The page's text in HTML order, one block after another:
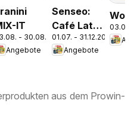
IT
- 30.08.2026
Angebote
Senseo:
Café Latte
Dubai
Chocolate
01.07. - 31.12.2026
Angebote
03.08.
aus dem Prowin-